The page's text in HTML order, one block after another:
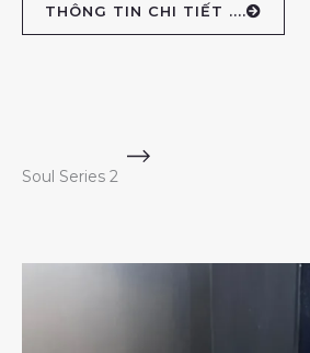
THÔNG TIN CHI TIẾT ....
Soul Series 2